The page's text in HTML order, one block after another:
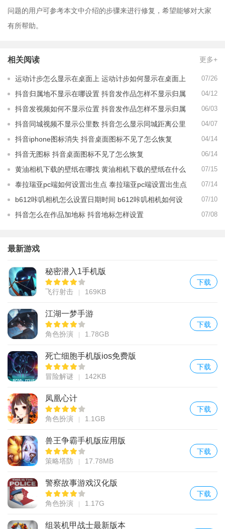
问题的用户可参考本文中介绍的步骤来进行修复，希望能够对大家
有所帮助。
相关阅读 更多+
运动计步怎么显示在桌面上 运动计步如何显示在桌面上 07/26
抖音归属地不显示在哪设置 抖音发作品怎样不显示归属
地
04/12
抖音发视频如何不显示位置 抖音发作品怎样不显示归属
地
06/03
抖音同城视频不显示公里数 抖音怎么显示同城距离公里
数
04/07
抖音iphone图标消失 抖音桌面图标不见了怎么恢复 04/14
抖音无图标 抖音桌面图标不见了怎么恢复 06/14
黄油相机下载的壁纸在哪找 黄油相机下载的壁纸在什么
地方
07/15
泰拉瑞亚pc端如何设置出生点 泰拉瑞亚pc端设置出生点
攻略
07/14
b612咔叽相机怎么设置日期时间 b612咔叽相机如何设
置日期时间
07/10
抖音怎么在作品加地标 抖音地标怎样设置 07/08
最新游戏
秘密潜入1手机版
飞行射击 169KB
下载
江湖一梦手游
角色扮演 1.78GB
下载
死亡细胞手机版ios免费版
冒险解谜 142KB
下载
凤凰心计
角色扮演 1.1GB
下载
兽王争霸手机版应用版
策略塔防 17.78MB
下载
警察故事游戏汉化版
角色扮演 1.17G
下载
组装机甲战士最新版本